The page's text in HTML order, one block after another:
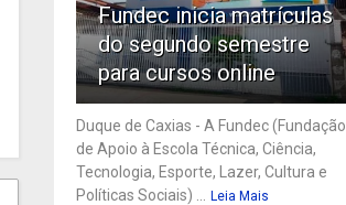
Fundec inicia matrículas
do segundo semestre
para cursos online
Duque de Caxias - A Fundec (Fundação
de Apoio à Escola Técnica, Ciência,
Tecnologia, Esporte, Lazer, Cultura e
Políticas Sociais) ...
Leia Mais